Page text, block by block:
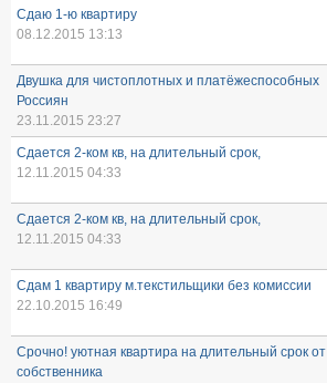
Сдаю 1-ю квартиру
08.12.2015 13:13
Двушка для чистоплотных и платёжеспособных
Россиян
23.11.2015 23:27
Сдается 2-ком кв, на длительный срок,
12.11.2015 04:33
Сдается 2-ком кв, на длительный срок,
12.11.2015 04:33
Сдам 1 квартиру м.текстильщики без комиссии
22.10.2015 16:49
Срочно! уютная квартира на длительный срок от
собственника